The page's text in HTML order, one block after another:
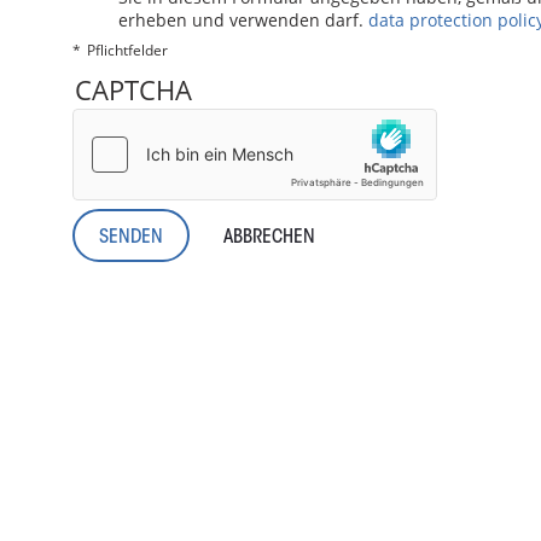
erheben und verwenden darf. data protection
Pflichtfelder
CAPTCHA
ABBRECHEN